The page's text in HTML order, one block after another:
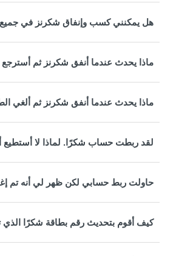
هل يمكنني كسب وإنفاق شكرنز في جميع
ماذا يحدث عندما أنفق شكرنز ثم أسترجع
ماذا يحدث عندما أنفق شكرنز ثم ألغي
لقد ربطت حساب شكرًا. لماذا لا أستطيع
حاولت ربط حسابي لكن ظهر لي أنه تم
كيف أقوم بتحديث رقم بطاقة شكرًا الذي